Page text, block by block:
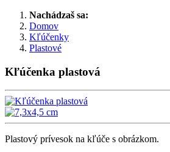
Nachádzaš sa:
Domov
Kľúčenky
Plastové
Kľúčenka plastová
Plastový prívesok na kľúče s obrázkom.